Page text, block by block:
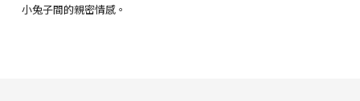
小兔子間的親密情感。